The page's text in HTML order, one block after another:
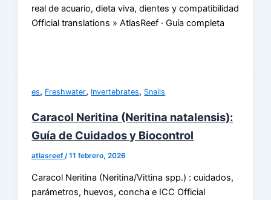
real de acuario, dieta viva, dientes y compatibilidad
Official translations » AtlasReef · Guía completa
es, Freshwater, Invertebrates, Snails
Caracol Neritina (Neritina natalensis):
Guía de Cuidados y Biocontrol
atlasreef/11 febrero, 2026
Caracol Neritina (Neritina/Vittina spp.) : cuidados,
parámetros, huevos, concha e ICC Official